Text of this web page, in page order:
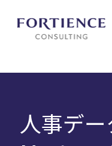
Service
人事デ